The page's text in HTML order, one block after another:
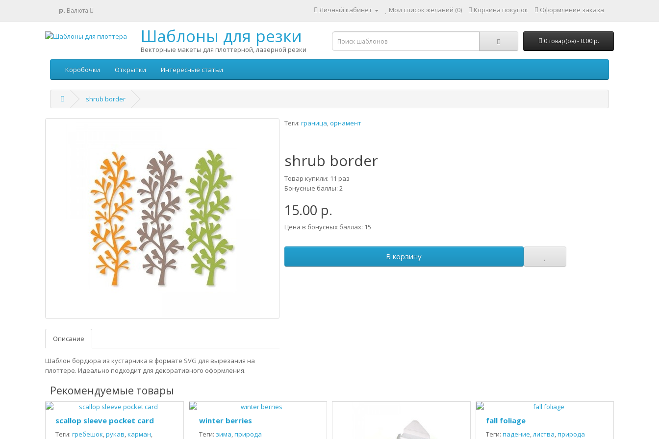
р. Валюта Личный кабинет Мои список желаний (0) Корзина покупок Оформление заказа
Шаблоны для резки
Векторные макеты для плоттерной, лазерной резки
0 товар(ов) - 0.00 р.
Коробочки Открытки Интересные статьи
shrub border
Описание
Шаблон бордюра из кустарника в формате SVG для вырезания на
плоттере. Идеально подходит для декоративного оформления.
Теги: граница,орнамент
shrub border
Товар купили: 11 раз
Бонусные баллы: 2
15.00 р.
Цена в бонусных баллах: 15
В корзину
Рекомендуемые товары
scallop sleeve pocket card
Теги: гребешок,рукав,карман,
winter berries
Теги: зима,природа
fall foliage
Теги: падение,листва,природа